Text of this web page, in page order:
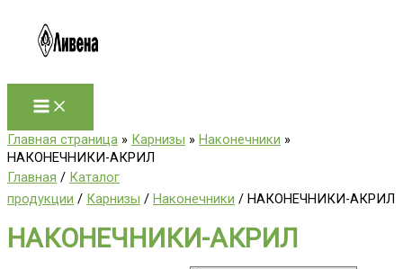
содержимому
Главная страница » Карнизы » Наконечники »
НАКОНЕЧНИКИ-АКРИЛ
Главная / Каталог
продукции / Карнизы / Наконечники / НАКОНЕЧНИКИ-АКРИЛ
НАКОНЕЧНИКИ-АКРИЛ